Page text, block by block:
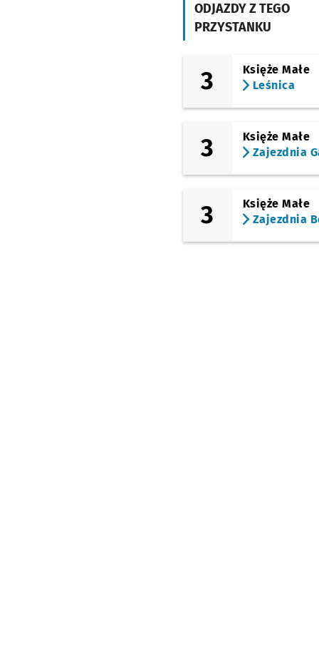
(Wyszyńskiego)
(pl. Bema)
Pl. Bema
(św. Katarzyny)
Galeria
Dominikańska
ODJAZDY Z TEGO
PRZYSTANKU
3
Księże Małe
Leśnica
3
Księże Małe
Zajezdnia
3
Księże Małe
Zajezdnia